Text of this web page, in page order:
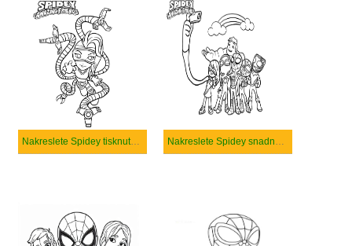
Nakreslete Spidey tisknutelné pro děti Nakreslete Spidey snadný tisknutelné